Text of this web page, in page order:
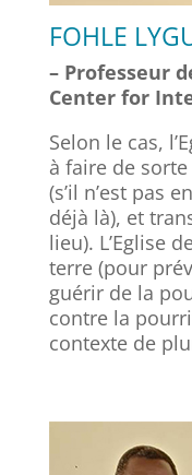
FOHLE
– Professeur
Center for
Selon le cas,
à faire de
(s’il n’est pas
déjà là), et
lieu). L’Eglise
terre (pour
guérir de la
contre la
contexte de